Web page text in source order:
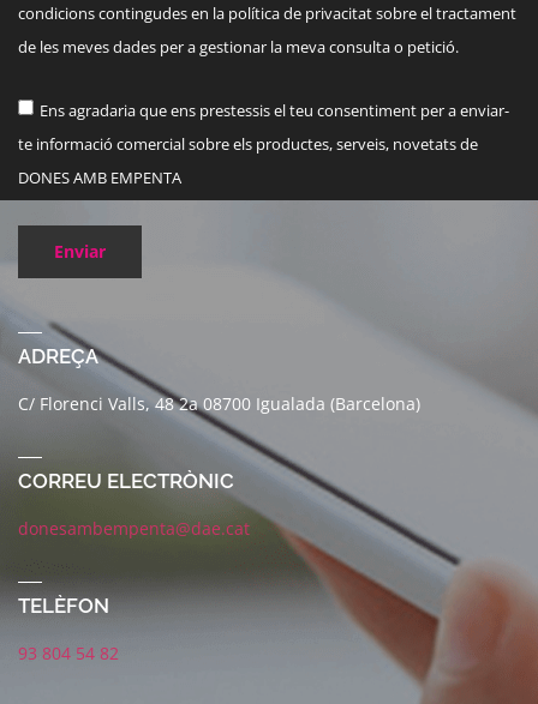
condicions contingudes en la política de privacitat sobre el tractament
de les meves dades per a gestionar la meva consulta o petició.
Ens agradaria que ens prestessis el teu consentiment per a enviar-
te informació comercial sobre els productes, serveis, novetats de
DONES AMB EMPENTA
Enviar
ADREÇA
C/ Florenci Valls, 48 2a 08700 Igualada (Barcelona)
CORREU ELECTRÒNIC
donesambempenta@dae.cat
TELÈFON
93 804 54 82